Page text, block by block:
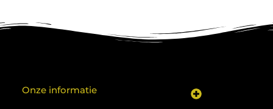
Onze informatie